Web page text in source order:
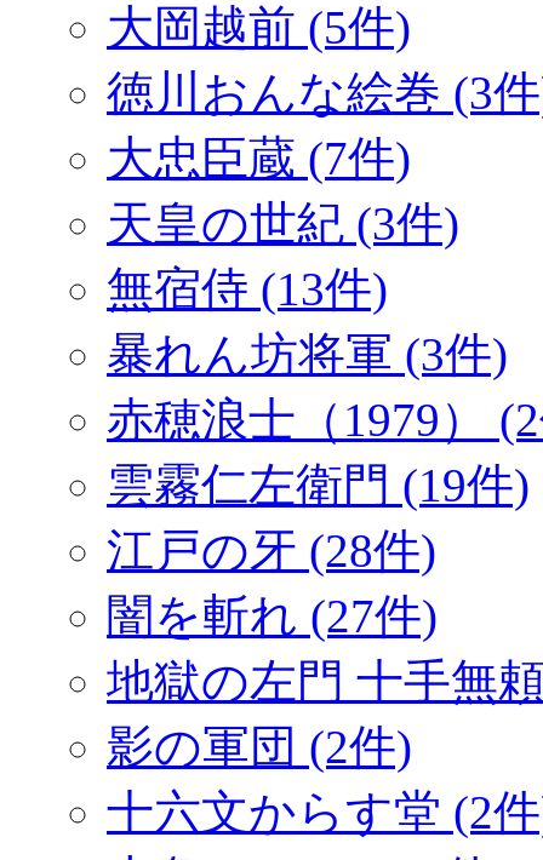
大岡越前 (5件)
徳川おんな絵巻 (3
大忠臣蔵 (7件)
天皇の世紀 (3件)
無宿侍 (13件)
暴れん坊将軍 (3件)
赤穂浪士（1979）
雲霧仁左衛門 (19件)
江戸の牙 (28件)
闇を斬れ (27件)
地獄の左門 十手無
影の軍団 (2件)
十六文からす堂 (2